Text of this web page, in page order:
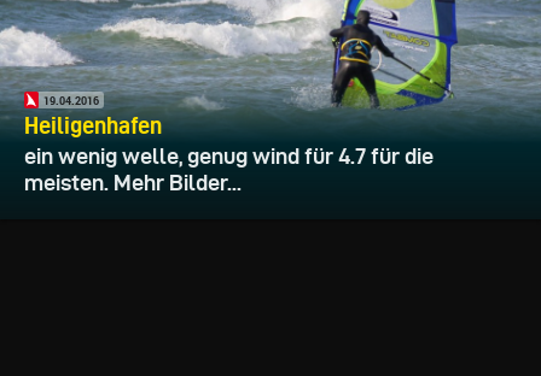
19.04.2016
Heiligenhafen
ein wenig welle, genug wind für 4.7 für die
meisten. Mehr Bilder...